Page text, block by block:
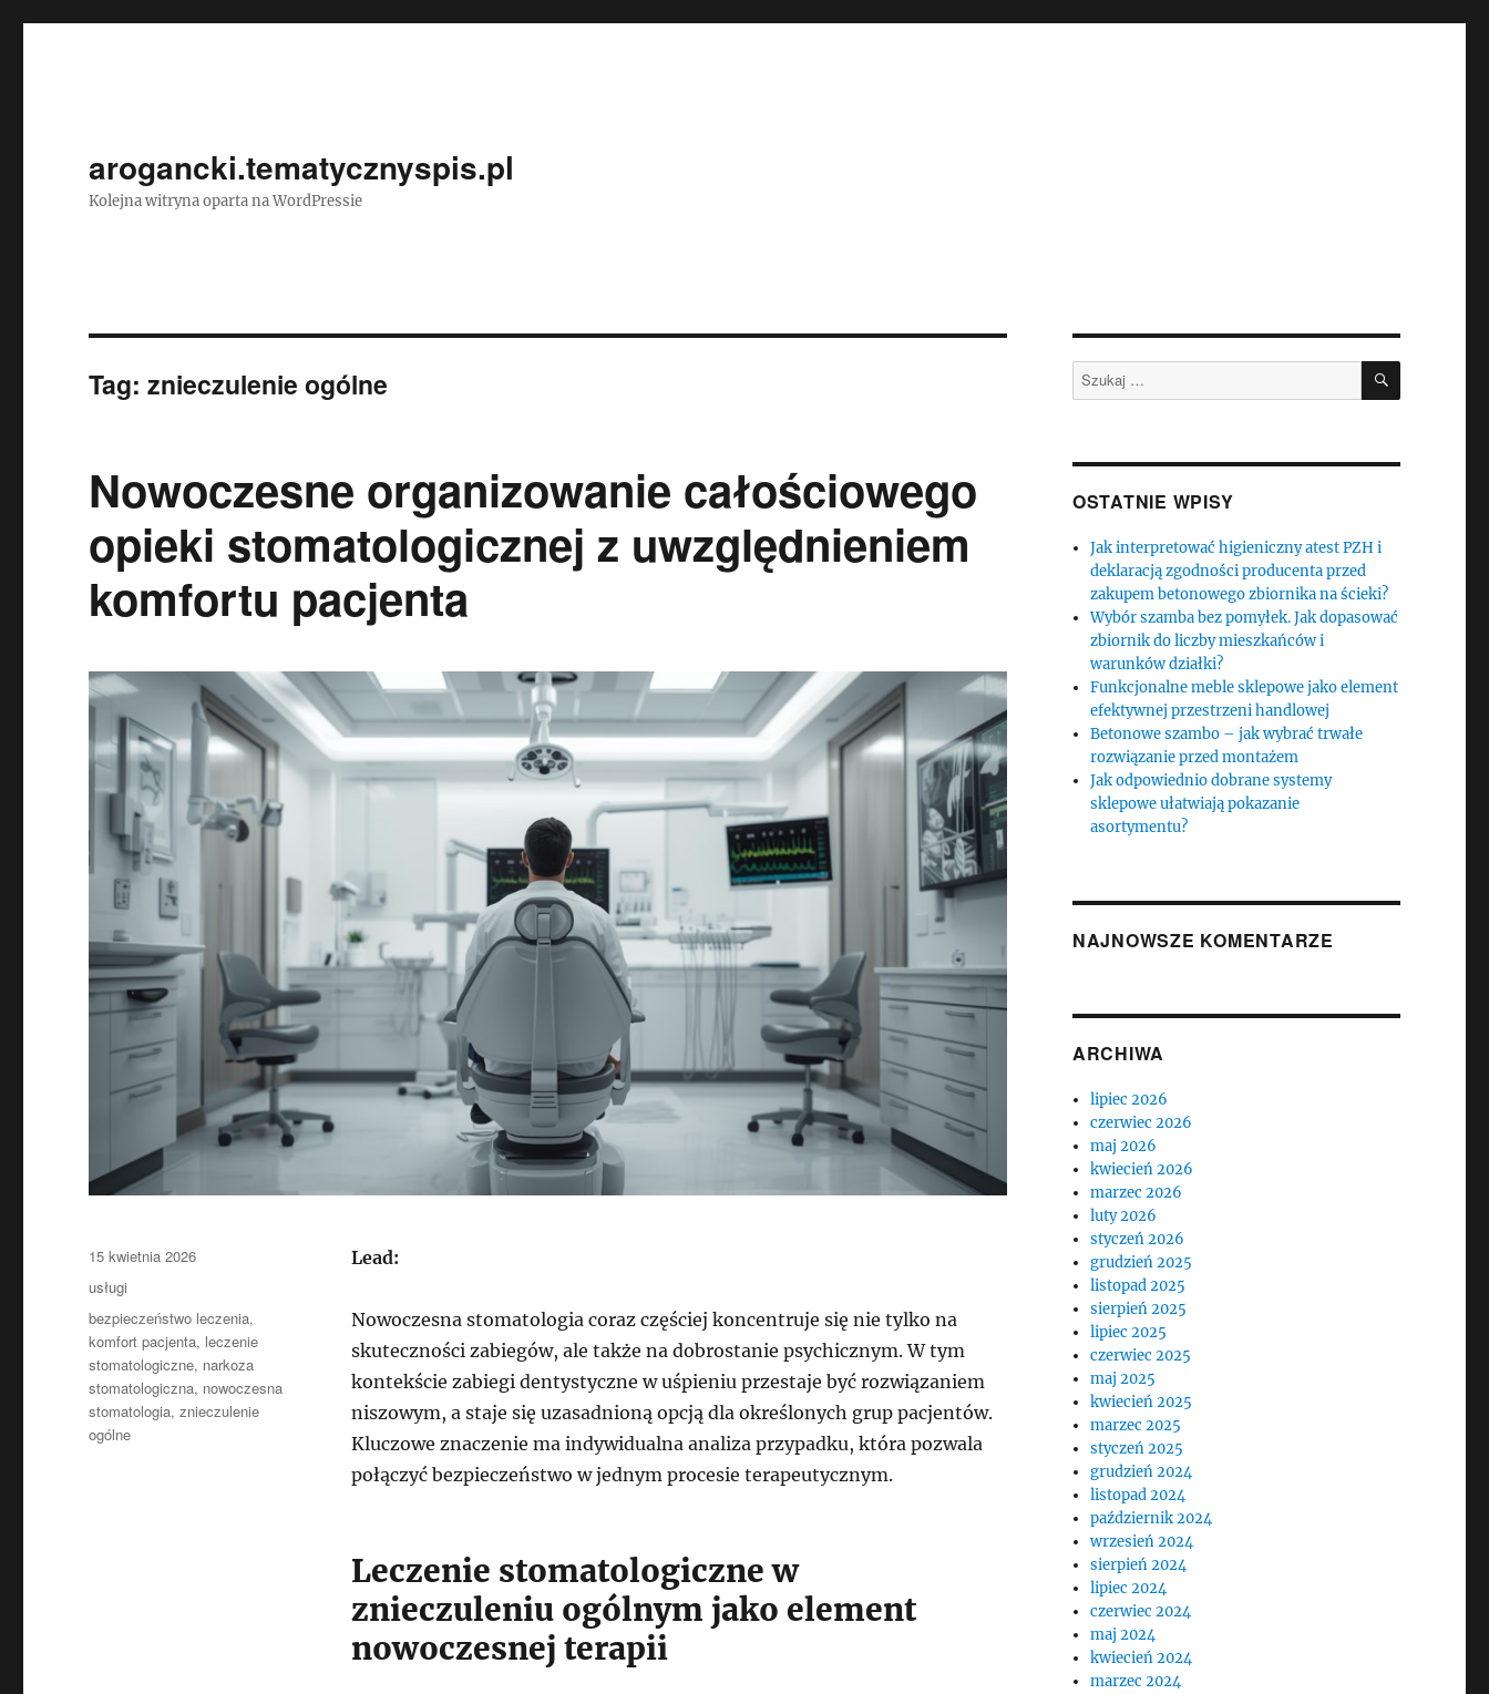
arogancki.tematycznyspis.pl
Kolejna witryna oparta na WordPressie
Tag:znieczulenie ogólne
Nowoczesne organizowanie całościowego
opieki stomatologicznej z uwzględnieniem
komfortu pacjenta
Lead:
Nowoczesna stomatologia coraz częściej koncentruje się nie tylko na
skuteczności zabiegów, ale także na dobrostanie psychicznym. W tym
kontekście zabiegi dentystyczne w uśpieniu przestaje być rozwiązaniem
niszowym, a staje się uzasadnioną opcją dla określonych grup pacjentów.
Kluczowe znaczenie ma indywidualna analiza przypadku, która pozwala
połączyć bezpieczeństwo w jednym procesie terapeutycznym.
Leczenie stomatologiczne w
znieczuleniu ogólnym jako element
nowoczesnej terapii
Data
publikacji
15 kwietnia 2026
Kategorie
usługi
Tagi
bezpieczeństwo leczenia,
komfort pacjenta, leczenie
stomatologiczne, narkoza
stomatologiczna, nowoczesna
stomatologia,znieczulenie
ogólne
Szukaj: SZUKAJ
OSTATNIE WPISY
Jak interpretować higieniczny atest PZH i
deklaracją zgodności producenta przed
zakupem betonowego zbiornika na ścieki?
Wybór szamba bez pomyłek. Jak dopasować
zbiornik do liczby mieszkańców i
warunków działki?
Funkcjonalne meble sklepowe jako element
efektywnej przestrzeni handlowej
Betonowe szambo – jak wybrać trwałe
rozwiązanie przed montażem
Jak odpowiednio dobrane systemy
sklepowe ułatwiają pokazanie
asortymentu?
NAJNOWSZE KOMENTARZE
ARCHIWA
lipiec 2026
czerwiec 2026
maj 2026
kwiecień 2026
marzec 2026
luty 2026
styczeń 2026
grudzień 2025
listopad 2025
sierpień 2025
lipiec 2025
czerwiec 2025
maj 2025
kwiecień 2025
marzec 2025
styczeń 2025
grudzień 2024
listopad 2024
październik 2024
wrzesień 2024
sierpień 2024
lipiec 2024
czerwiec 2024
maj 2024
kwiecień 2024
marzec 2024